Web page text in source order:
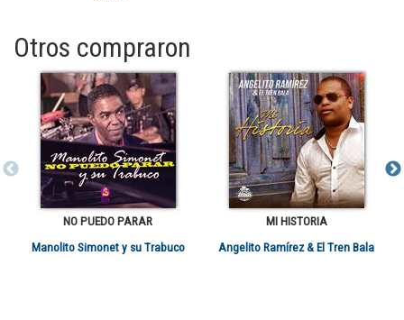
Otros compraron
NO PUEDO PARAR
Manolito Simonet y su Trabuco
MI HISTORIA
Angelito Ramírez & El Tren Bala